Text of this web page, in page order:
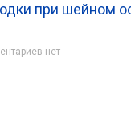
при шейном
нет